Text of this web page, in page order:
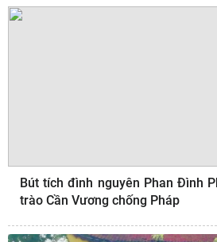
Bút tích đình nguyên Phan Đình
trào Cần Vương chống Pháp